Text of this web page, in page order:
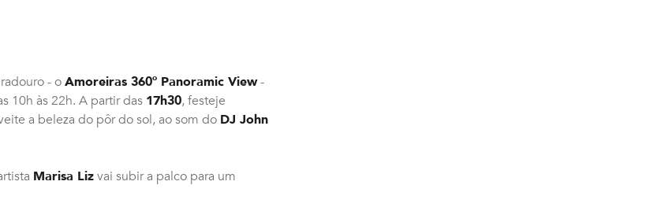
- oAmoreiras 360º Panoramic View-
10h às 22h. A partir das 17h30, festeje
a beleza do pôr do sol, ao som do DJ John
Marisa Lizvai subir a palco para um